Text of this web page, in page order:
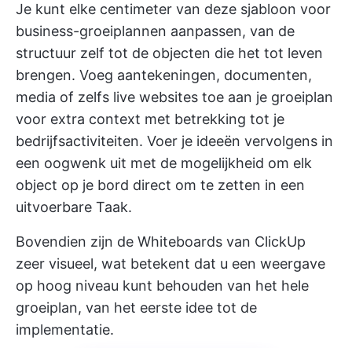
Je kunt elke centimeter van deze sjabloon voor
business-groeiplannen aanpassen, van de
structuur zelf tot de objecten die het tot leven
brengen. Voeg aantekeningen, documenten,
media of zelfs live websites toe aan je groeiplan
voor extra context met betrekking tot je
bedrijfsactiviteiten. Voer je ideeën vervolgens in
een oogwenk uit met de mogelijkheid om elk
object op je bord direct om te zetten in een
uitvoerbare Taak.
Bovendien zijn de Whiteboards van ClickUp
zeer visueel, wat betekent dat u een weergave
op hoog niveau kunt behouden van het hele
groeiplan, van het eerste idee tot de
implementatie.